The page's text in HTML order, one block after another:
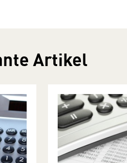
Artikel